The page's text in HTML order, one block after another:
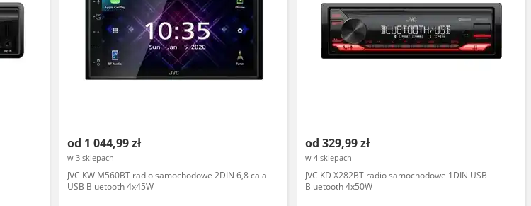
od 1 044,99 zł
w 3 sklepach
JVC KW M560BT radio samochodowe 2DIN 6,8 cala
USB Bluetooth 4x45W
od 329,99 zł
w 4 sklepach
JVC KD X282BT radio samochodowe 1DIN USB
Bluetooth 4x50W